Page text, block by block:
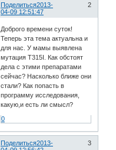
Поделиться 2
2013-
04-09 12:51:47
Доброго времени суток!
Теперь эта тема актуальна и
для нас. У мамы выявлена
мутация T315I. Как обстоят
дела с этими препаратами
сейчас? Насколько ближе они
стали? Как попасть в
программу исследования,
какую,и есть ли смысл?
0
Поделиться 3
2013-